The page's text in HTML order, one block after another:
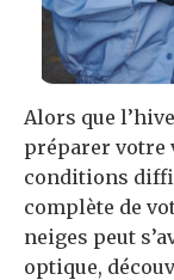
Alors que
préparer votre
conditions
complète de
neiges peut
optique,